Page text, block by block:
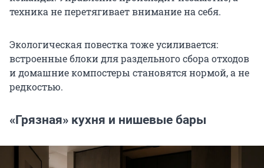
техника не перетягивает внимание на себя.
Экологическая повестка тоже усиливается:
встроенные блоки для раздельного сбора отходов
и домашние компостеры становятся нормой, а не
редкостью.
«Грязная» кухня и нишевые бары